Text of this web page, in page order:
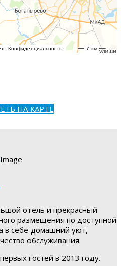
НА КАРТЕ
отель и прекрасный
размещения по доступной
в себе домашний уют,
обслуживания.
гостей в 2013 году.